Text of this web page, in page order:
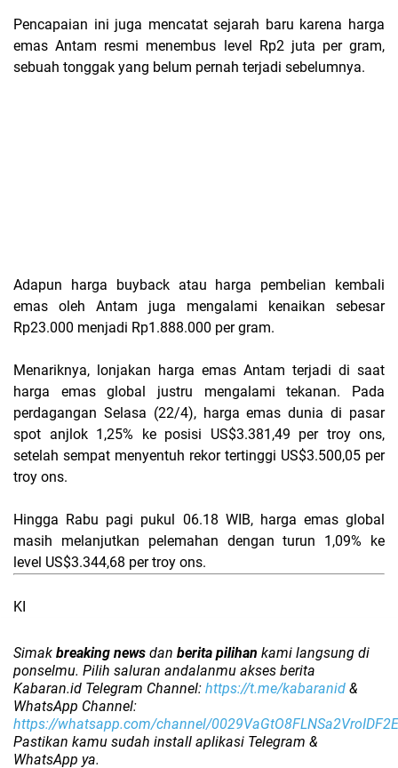
Pencapaian ini juga mencatat sejarah baru karena harga
emas Antam resmi menembus level Rp2 juta per gram,
sebuah tonggak yang belum pernah terjadi sebelumnya.
Adapun harga buyback atau harga pembelian kembali
emas oleh Antam juga mengalami kenaikan sebesar
Rp23.000 menjadi Rp1.888.000 per gram.
Menariknya, lonjakan harga emas Antam terjadi di saat
harga emas global justru mengalami tekanan. Pada
perdagangan Selasa (22/4), harga emas dunia di pasar
spot anjlok 1,25% ke posisi US$3.381,49 per troy ons,
setelah sempat menyentuh rekor tertinggi US$3.500,05 per
troy ons.
Hingga Rabu pagi pukul 06.18 WIB, harga emas global
masih melanjutkan pelemahan dengan turun 1,09% ke
level US$3.344,68 per troy ons.
KI
Simak breaking news dan berita pilihan kami langsung di
ponselmu. Pilih saluran andalanmu akses berita
Kabaran.id Telegram Channel: https://t.me/kabaranid &
WhatsApp Channel:
https://whatsapp.com/channel/0029VaGtO8FLNSa2VroIDF2E
Pastikan kamu sudah install aplikasi Telegram &
WhatsApp ya.